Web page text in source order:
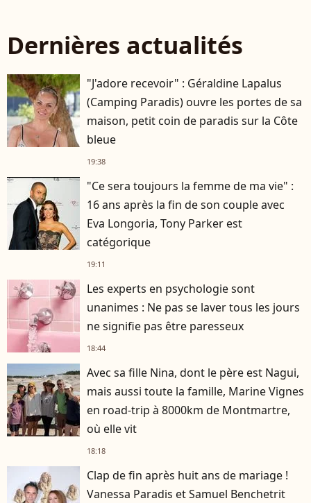
Dernières actualités
"J'adore recevoir" : Géraldine Lapalus
(Camping Paradis) ouvre les portes de sa
maison, petit coin de paradis sur la Côte
bleue
19:38
"Ce sera toujours la femme de ma vie" :
16 ans après la fin de son couple avec
Eva Longoria, Tony Parker est
catégorique
19:11
Les experts en psychologie sont
unanimes : Ne pas se laver tous les jours
ne signifie pas être paresseux
18:44
Avec sa fille Nina, dont le père est Nagui,
mais aussi toute la famille, Marine Vignes
en road-trip à 8000km de Montmartre,
où elle vit
18:18
Clap de fin après huit ans de mariage !
Vanessa Paradis et Samuel Benchetrit